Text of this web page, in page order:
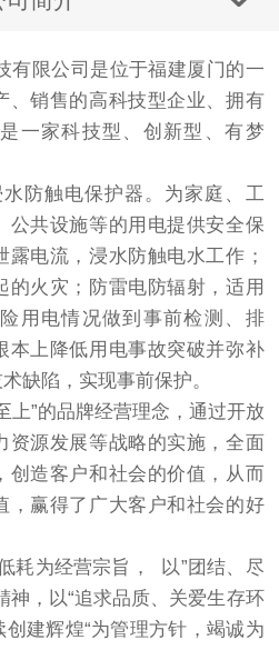
限公司是位于福建厦门的一
、销售的高科技型企业、拥有
一家科技型、创新型、有梦
触电保护器。为家庭、工
公共设施等的用电提供安全保
电流，浸水防触电水工作；
的火灾；防雷电防辐射，适用
用电情况做到事前检测、排
本上降低用电事故突破并弥补
缺陷，实现事前保护。
”的品牌经营理念，通过开放
资源发展等战略的实施，全面
创造客户和社会的价值，从而
，赢得了广大客户和社会的好
为经营宗旨， 以”团结、尽
神，以“追求品质、关爱生存环
建辉煌“为管理方针，竭诚为